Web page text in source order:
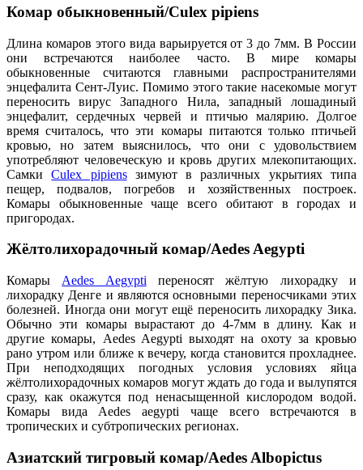
Комар обыкновенный/Culex pipiens
Длина комаров этого вида варьируется от 3 до 7мм. В России
они встречаются наиболее часто. В мире комары
обыкновенные считаются главными распространителями
энцефалита Сент-Луис. Помимо этого такие насекомые могут
переносить вирус Западного Нила, западный лошадиный
энцефалит, сердечных червей и птичью малярию. Долгое
время считалось, что эти комары питаются только птичьей
кровью, но затем выяснилось, что они с удовольствием
употребляют человеческую и кровь других млекопитающих.
СамкиCulex pipiensзимуют в различных укрытиях типа
пещер, подвалов, погребов и хозяйственных построек.
Комары обыкновенные чаще всего обитают в городах и
пригородах.
Жёлтолихорадочный комар/Aedes Aegypti
Комары Aedes Aegypti переносят жёлтую лихорадку и
лихорадку Денге и являются основными переносчиками этих
болезней. Иногда они могут ещё переносить лихорадку Зика.
Обычно эти комары вырастают до 4-7мм в длину. Как и
другие комары, Aedes Aegypti выходят на охоту за кровью
рано утром или ближе к вечеру, когда становится прохладнее.
При неподходящих погодных условия условиях яйца
жёлтолихорадочных комаров могут ждать до года и вылупятся
сразу, как окажутся под ненасыщенной кислородом водой.
Комары вида Aedes aegypti чаще всего встречаются в
тропических и субтропических регионах.
Азиатский тигровый комар/Aedes Albopictus